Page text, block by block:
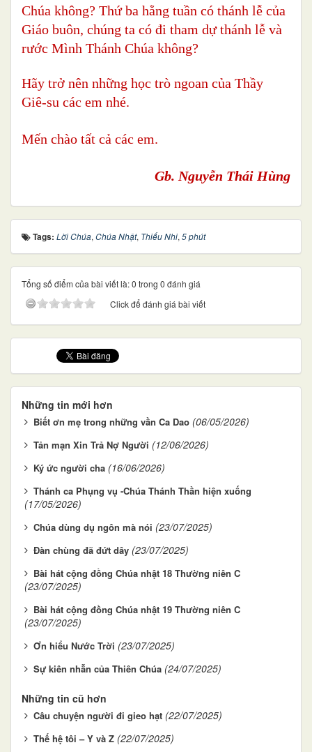
Chúa không? Thứ ba hằng tuần có thánh lễ của
Giáo buôn, chúng ta có đi tham dự thánh lễ và
rước Mình Thánh Chúa không?
Hãy trở nên những học trò ngoan của Thầy
Giê-su các em nhé.
Mến chào tất cả các em.
Gb. Nguyễn Thái Hùng
Tags: Lời Chúa, Chúa Nhật, Thiếu Nhi, 5 phút
Tổng số điểm của bài viết là: 0 trong 0 đánh giá
Click để đánh giá bài viết
Những tin mới hơn
Biết ơn mẹ trong những vần Ca Dao (06/05/2026)
Tản mạn Xin Trả Nợ Người (12/06/2026)
Ký ức người cha (16/06/2026)
Thánh ca Phụng vụ -Chúa Thánh Thần hiện xuống
(17/05/2026)
Chúa dùng dụ ngôn mà nói (23/07/2025)
Đàn chùng đã đứt dây (23/07/2025)
Bài hát cộng đồng Chúa nhật 18 Thường niên C
(23/07/2025)
Bài hát cộng đồng Chúa nhật 19 Thường niên C
(23/07/2025)
Ơn hiểu Nước Trời (23/07/2025)
Sự kiên nhẫn của Thiên Chúa (24/07/2025)
Những tin cũ hơn
Câu chuyện người đi gieo hạt (22/07/2025)
Thế hệ tôi – Y và Z (22/07/2025)